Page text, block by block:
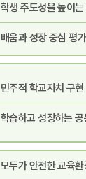
학생 주도성을 높이
배움과 성장 중심 평
민주적 학교자치 구현
학습하고 성장하는
모두가 안전한 교육